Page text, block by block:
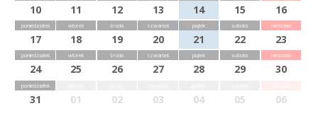
10 11 12 13 14 15 16
poniedziałek
17
wtorek
18
środa
19
czwartek
20
piątek
21
sobota
22
niedziela
23
poniedziałek
24
wtorek
25
środa
26
czwartek
27
piątek
28
sobota
29
niedziela
30
poniedziałek
31 01 02 03 04 05 06